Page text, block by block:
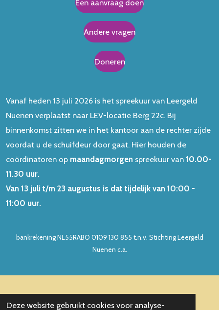
Deze website gebruikt cookies voor analyse-
Een aanvraag doen
Andere vragen
Doneren
Vanaf heden 13 juli 2026 is het spreekuur van Leergeld
Nuenen verplaatst naar LEV-locatie Berg 22c. Bij
binnenkomst zitten we in het kantoor aan de rechter zijde
voordat u de schuifdeur door gaat. Hier houden de
coördinatoren op maandagmorgen spreekuur van 10.00-
11.30 uur.
Van 13 juli t/m 23 augustus is dat tijdelijk van 10:00 -
11:00 uur.
bankrekening NL55RABO 0109 130 855 t.n.v. Stichting Leergeld
Nuenen c.a.